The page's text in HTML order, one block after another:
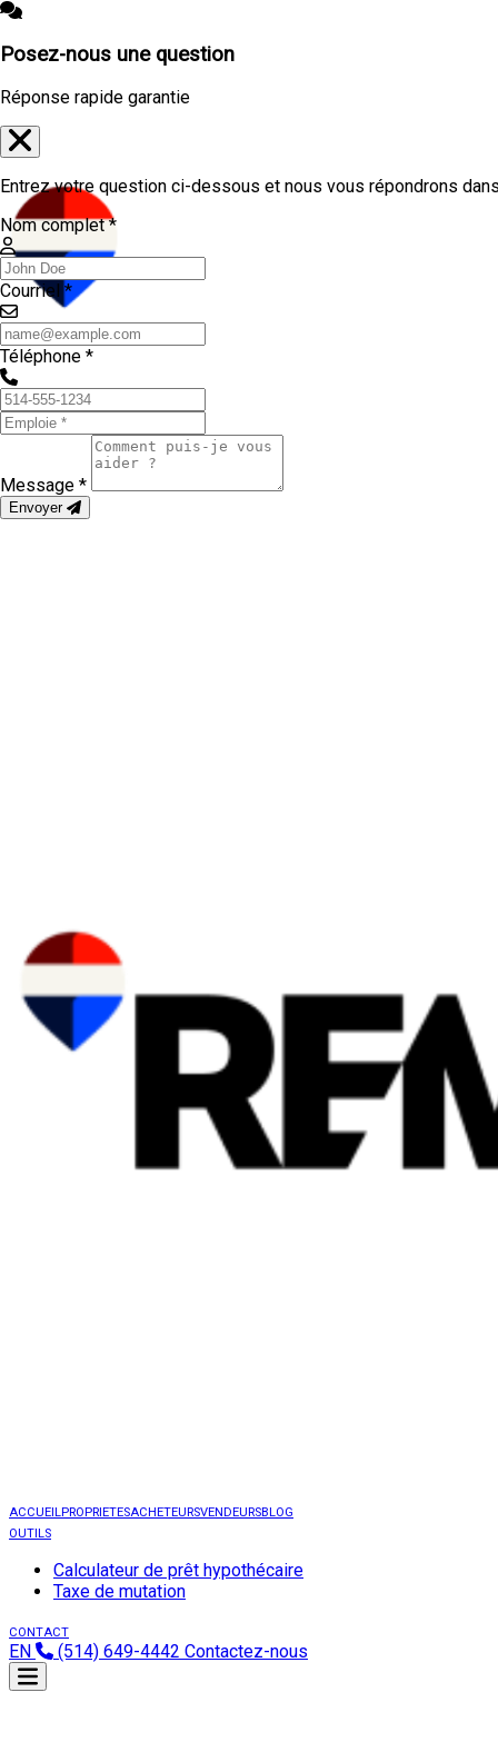
ACCUEILPROPRIETESACHETEURSVENDEURSBLOG
OUTILS
Calculateur de prêt hypothécaire
Taxe de mutation
CONTACT
EN (514) 649-4442 Contactez-nous
Posez-nous une question
Réponse rapide garantie
Entrez votre question ci-dessous et nous vous répondrons
Nom complet *
Courriel *
Téléphone *
Message *
Envoyer